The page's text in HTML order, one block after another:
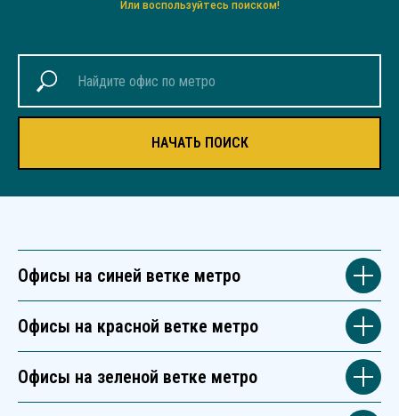
Или воспользуйтесь поиском!
НАЧАТЬ ПОИСК
Офисы на синей ветке метро
Офисы на красной ветке метро
Офисы на зеленой ветке метро